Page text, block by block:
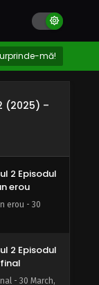
mă!
(2025) –
2 Episodul
- 30 March,
2 Episodul
și mai
2 Episodul
erou
erou - 30
2 Episodul
- 30 March,